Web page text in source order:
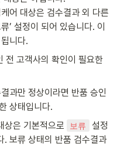
어 대상은 검수결과 외 다른
’ 설정이 되어 있습니다. 이
니다.
전 고객사의 확인이 필요한
과만 정상이라면 반품 승인
상태입니다.
상은 기본적으로
보류
설정
. 보류 상태의 반품 검수결과